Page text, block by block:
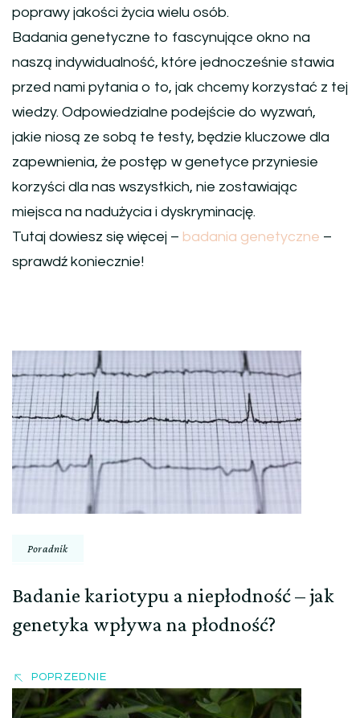
poprawy jakości życia wielu osób.
Badania genetyczne to fascynujące okno na
naszą indywidualność, które jednocześnie stawia
przed nami pytania o to, jak chcemy korzystać z tej
wiedzy. Odpowiedzialne podejście do wyzwań,
jakie niosą ze sobą te testy, będzie kluczowe dla
zapewnienia, że postęp w genetyce przyniesie
korzyści dla nas wszystkich, nie zostawiając
miejsca na nadużycia i dyskryminację.
Tutaj dowiesz się więcej – badania genetyczne –
sprawdź koniecznie!
Nawigacja
wpisu
Poradnik
Badanie kariotypu a niepłodność – jak
genetyka wpływa na płodność?
POPRZEDNIE